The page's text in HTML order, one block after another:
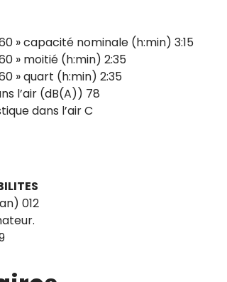
» capacité nominale (h:min) 3:15
» moitié (h:min) 2:35
» quart (h:min) 2:35
l’air (dB(A)) 78
dans l’air C
012